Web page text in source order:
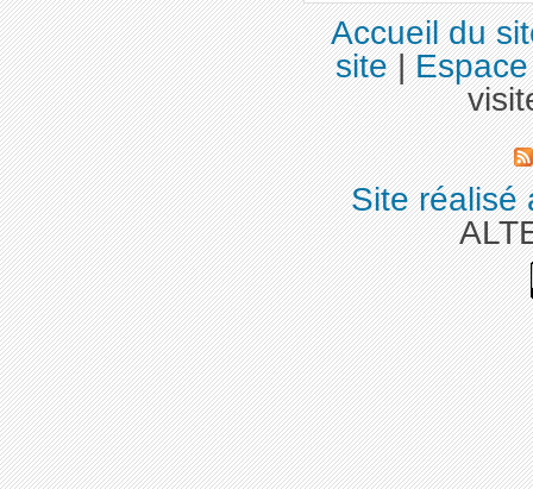
Accueil du
site|
Site réalisé